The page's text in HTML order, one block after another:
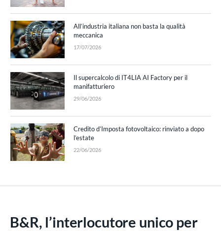
All’industria italiana non basta la qualità
meccanica
17/07/2026
Il supercalcolo di IT4LIA AI Factory per il
manifatturiero
29/06/2026
Credito d’Imposta fotovoltaico: rinviato a dopo
l’estate
22/06/2026
B&R, l’interlocutore unico per